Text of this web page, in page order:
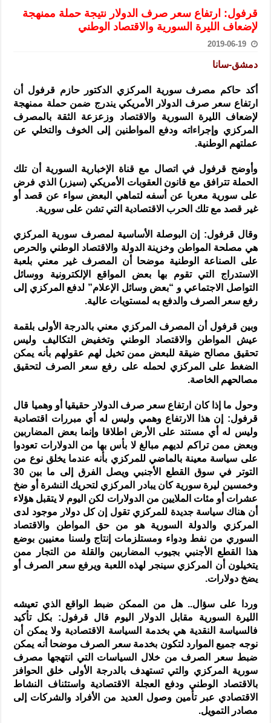
سوريا تبحث مع الإيسيسكو التعاون في البحث العلمي وحماية التراث
قرفول: ارتفاع سعر صرف الدولار نتيجة حملة ممنهجة
لإضعاف الليرة السورية والاقتصاد الوطني
2019-06-19
دمشق-سانا
أكد حاكم مصرف سورية المركزي الدكتور حازم قرفول أن
ارتفاع سعر صرف الدولار الأمريكي يندرج ضمن حملة ممنهجة
لإضعاف الليرة السورية والاقتصاد وزعزعة الثقة بالمصرف
المركزي وإجراءاته ودفع المواطنين إلى الخوف والتخلي عن
عملتهم الوطنية.
وأوضح قرفول في اتصال مع قناة الإخبارية السورية أن تلك
الحملة تترافق مع قانون العقوبات الأمريكي (سيزر) الذي فرض
على سورية معربا عن أسفه لتماهي البعض سواء عن قصد أو
غير قصد مع تلك الحرب الاقتصادية التي تشن على سورية.
وقال قرفول: إن البوصلة الأساسية لمصرف سورية المركزي
هي مصلحة المواطن وخزينة الدولة والاقتصاد الوطني والحرص
على الصناعة الوطنية موضحا أن المصرف غير معني بلعبة
الاستدراج التي تقوم بها بعض المواقع الإلكترونية ووسائل
التواصل الاجتماعي و “بعض وسائل الإعلام” لدفع المركزي إلى
رفع سعر الصرف والدفع به لمستويات عالية.
وبين قرفول أن المصرف المركزي معني بالدرجة الأولى بلقمة
عيش المواطن والاقتصاد الوطني وتخفيض التكاليف وليس
تحقيق مصالح ضيقة للبعض ممن تخيل لهم عقولهم بأنه يمكن
الضغط على المركزي لحمله على رفع سعر الصرف لتحقيق
مصالحهم الخاصة.
وحول ما إذا كان ارتفاع سعر صرف الدولار حقيقيا أو وهميا قال
قرفول: إن هذا الارتفاع وهمي وليس له أي مبررات اقتصادية
وليس له أي مستند على الأرض اطلاقا وإنما بعض المضاربين
وبعض ممن تراكم لديهم مبالغ لا بأس بها من الدولارات تعودوا
على سياسة معينة بالماضي للمركزي بأنه عندما يخلق نوع من
التوتر في سوق القطع الأجنبي ويصل الفرق إلى ما بين 30
وخمسين ليرة سورية كان يبادر المركزي لتحريك النشرة أو ضخ
عشرات أو مئات الملايين من الدولارات لكن اليوم لا يتقبل هؤلاء
أن هناك سياسة جديدة للمركزي تقول إن كل دولار موجود لدى
المركزي والدولة السورية هو من حق المواطن والاقتصاد
السوري من نفط ودواء ومستلزمات إنتاج ولسنا معنيين بوضع
هذا القطع الأجنبي بجيوب المضاربين والقلة من التجار ممن
يتخيلون أن المركزي سينجر لهذه اللعبة ويرفع سعر الصرف أو
يضخ دولارات.
وردا على سؤال.. هل من الممكن ضبط الواقع الذي تعيشه
الليرة السورية مقابل الدولار اليوم قال قرفول: بكل تأكيد
فالسياسة النقدية هي بخدمة السياسة الاقتصادية ولا يمكن أن
نوجه جميع الموارد لتكون بخدمة سعر الصرف موضحا أنه يمكن
ضبط سعر الصرف من خلال السياسات التي انتهجها مصرف
سورية المركزي والتي تستهدف بالدرجة الأولى خلق الحوافز
بالاقتصاد الوطني ودفع العجلة الاقتصادية واستئناف النشاط
الاقتصادي عبر تأمين وصول العديد من الأفراد والشركات إلى
مصادر التمويل.